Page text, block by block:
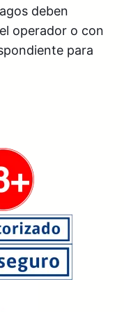
deben
operador o con
para